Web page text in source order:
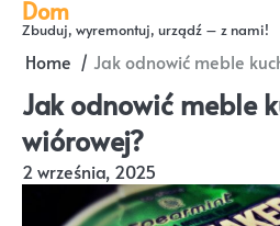
Skip
content
Dom
Zbuduj, wyremontuj, urządź – z nami!
Home Jak odnowić meble
Jak odnowić meble
wiórowej?
2 września, 2025